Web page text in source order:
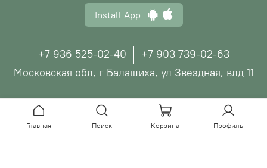
Install App
+7 936 525-02-40
+7 903 739-02-63
Московская обл, г Балашиха, ул Звездная, влд 11
© ООО "МЕМОРИА", 2026
Главная Поиск Корзина Профиль